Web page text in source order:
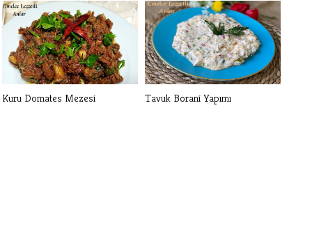
GAZİANTEP USULÜ PİRPİRİM
AŞI YEMEĞİ[...]
OMAÇ TARİFİ BEŞ
ÇAYLARINIZIN YILDIZ[...]
Kuru Domates Mezesi Tavuk Borani Yapımı